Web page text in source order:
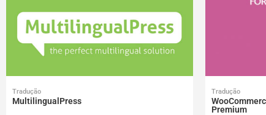
Tradução
MultilingualPress
Tradução
Premium